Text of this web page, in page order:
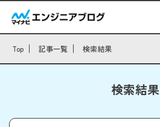
Top 記事一覧 検索結果
検索結果